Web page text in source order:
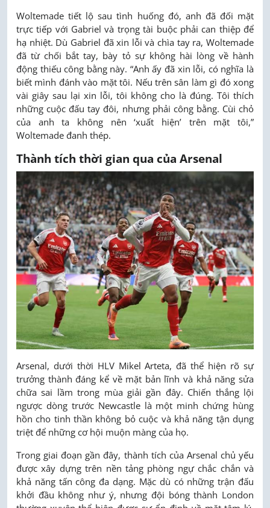
Woltemade tiết lộ sau tình huống đó, anh đã đối mặt
trực tiếp với Gabriel và trọng tài buộc phải can thiệp để
hạ nhiệt. Dù Gabriel đã xin lỗi và chìa tay ra, Woltemade
đã từ chối bắt tay, bày tỏ sự không hài lòng về hành
động thiếu công bằng này. “Anh ấy đã xin lỗi, có nghĩa là
biết mình đánh vào mặt tôi. Nếu trên sân làm gì đó xong
vài giây sau lại xin lỗi, tôi không cho là đúng. Tôi thích
những cuộc đấu tay đôi, nhưng phải công bằng. Cùi chỏ
của anh ta không nên ‘xuất hiện’ trên mặt tôi,”
Woltemade đanh thép.
Thành tích thời gian qua của Arsenal
Arsenal, dưới thời HLV Mikel Arteta, đã thể hiện rõ sự
trưởng thành đáng kể về mặt bản lĩnh và khả năng sửa
chữa sai lầm trong mùa giải gần đây. Chiến thắng lội
ngược dòng trước Newcastle là một minh chứng hùng
hồn cho tinh thần không bỏ cuộc và khả năng tận dụng
triệt để những cơ hội muộn màng của họ.
Trong giai đoạn gần đây, thành tích của Arsenal chủ yếu
được xây dựng trên nền tảng phòng ngự chắc chắn và
khả năng tấn công đa dạng. Mặc dù có những trận đấu
khởi đầu không như ý, nhưng đội bóng thành London